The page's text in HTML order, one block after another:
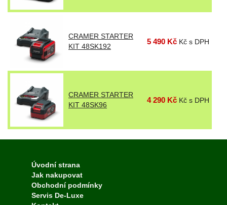
CRAMER STARTER
KIT 48SK192
5 490 Kč Kč s DPH
CRAMER STARTER
KIT 48SK96
4 290 Kč Kč s DPH
Úvodní strana
Jak nakupovat
Obchodní podmínky
Servis De-Luxe